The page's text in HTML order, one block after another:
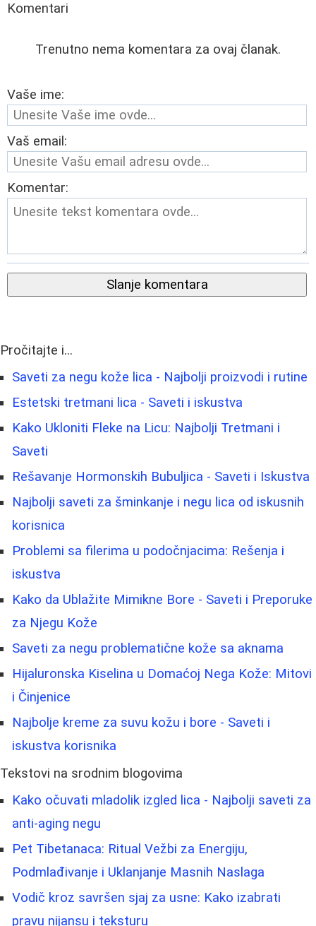
Komentari
Trenutno nema komentara za ovaj članak.
Vaše ime:
Vaš email:
Komentar:
Slanje komentara
Pročitajte i...
Saveti za negu kože lica - Najbolji proizvodi i rutine
Estetski tretmani lica - Saveti i iskustva
Kako Ukloniti Fleke na Licu: Najbolji Tretmani i
Saveti
Rešavanje Hormonskih Bubuljica - Saveti i Iskustva
Najbolji saveti za šminkanje i negu lica od iskusnih
korisnica
Problemi sa filerima u podočnjacima: Rešenja i
iskustva
Kako da Ublažite Mimikne Bore - Saveti i Preporuke
za Njegu Kože
Saveti za negu problematične kože sa aknama
Hijaluronska Kiselina u Domaćoj Nega Kože: Mitovi
i Činjenice
Najbolje kreme za suvu kožu i bore - Saveti i
iskustva korisnika
Tekstovi na srodnim blogovima
Kako očuvati mladolik izgled lica - Najbolji saveti za
anti-aging negu
Pet Tibetanaca: Ritual Vežbi za Energiju,
Podmlađivanje i Uklanjanje Masnih Naslaga
Vodič kroz savršen sjaj za usne: Kako izabrati
pravu nijansu i teksturu